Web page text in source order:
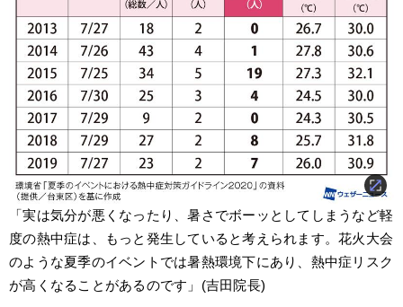
「実は気分が悪くなったり、暑さでボーッとしてしまうなど軽
度の熱中症は、もっと発生していると考えられます。花火大会
のような夏季のイベントでは暑熱環境下にあり、熱中症リスク
が高くなることがあるのです」(吉田院長)